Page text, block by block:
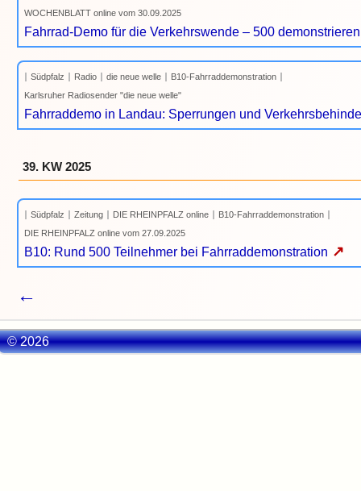
WOCHENBLATT online vom 30.09.2025
Fahrrad-Demo für die Verkehrswende – 500
Südpfalz Radio die neue welle
B10-Fahrraddemonstration
Karlsruher Radiosender "die neue welle"
Fahrraddemo in Landau: Sperrungen und
39. KW 2025
Südpfalz Zeitung DIE RHEINPFALZ online
B10-Fahrraddemonstration
DIE RHEINPFALZ online vom 27.09.2025
B10: Rund 500 Teilnehmer bei Fahrraddemonstration ↗
←
© 2026